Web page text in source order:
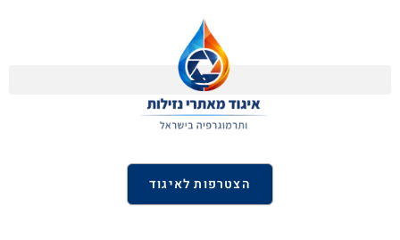
הצטרפות לאיגוד